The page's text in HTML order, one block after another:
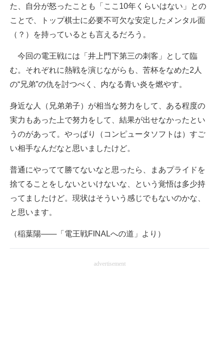
た、自分が怒ったことも「ここ10年くらいはない」との
ことで、トップ棋士に必要不可欠な安定したメンタル面
（？）を持っているとも言えるだろう。
今回の電王戦には「井上門下第三の刺客」として臨
む。それぞれに熱戦を演じながらも、苦杯をなめた2人
の“兄弟”の仇を討つべく、内なる青い炎を燃やす。
身近な人（兄弟弟子）が相当な努力をして、ある程度の
実力もあった上で努力をして、結果が出せなかったとい
うのがあって。やっぱり（コンピュータソフトは）すご
い相手なんだなと思いましたけど。
普通にやってて勝てないなと思ったら、まあプライドを
捨てることをしないといけないな、という覚悟は多少持
ってましたけど。現状はそういう感じでもないのかな、
と思います。
（稲葉陽――「電王戦FINALへの道」より）
advertisement